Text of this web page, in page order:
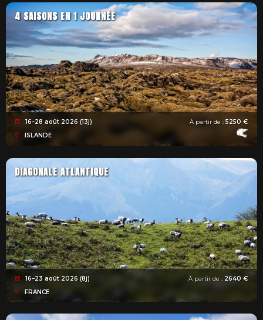
4 SAISONS EN 1 JOURNÉE
16–28 août 2026 (13j)
ISLANDE
À partir de : 5250 €
DIAGONALE ATLANTIQUE
16–23 août 2026 (8j)
FRANCE
À partir de : 2640 €